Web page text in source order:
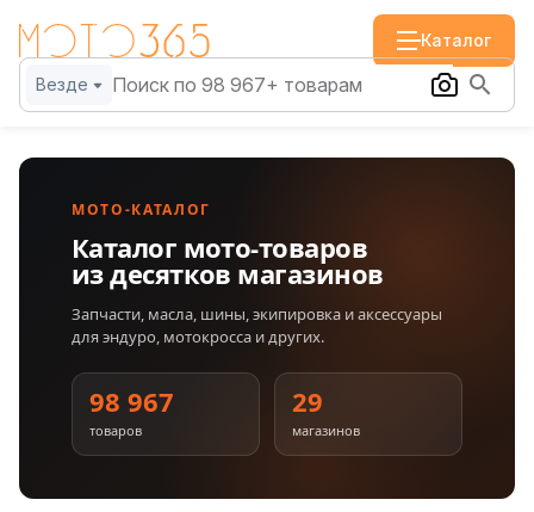
Каталог
Везде
МОТО-КАТАЛОГ
Каталог мото-товаров
из десятков магазинов
Запчасти, масла, шины, экипировка и аксессуары
для эндуро, мотокросса и других.
98 967
товаров
29
магазинов